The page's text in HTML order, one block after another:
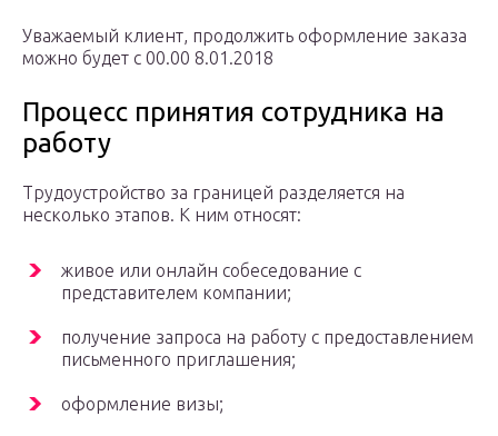
Уважаемый клиент, продолжить оформление заказа
можно будет с 00.00 8.01.2018
Процесс принятия сотрудника на
работу
Трудоустройство за границей разделяется на
несколько этапов. К ним относят:
живое или онлайн собеседование с
представителем компании;
получение запроса на работу с предоставлением
письменного приглашения;
оформление визы;